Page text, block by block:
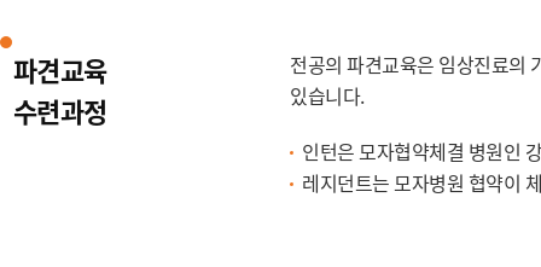
파견교육
수련과정
전공의 파견교육은 임상진료의
있습니다.
인턴은 모자협약체결 병원인
레지던트는 모자병원 협약이